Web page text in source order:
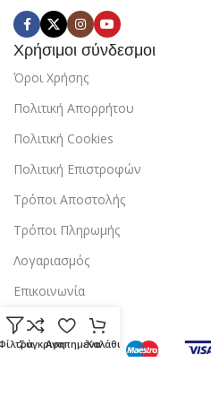
Χρήσιμοι σύνδεσμοι
Όροι Χρήσης
Πολιτική Απορρήτου
Πολιτική Cookies
Πολιτική Επιστροφών
Τρόποι Αποστολής
Τρόποι Πληρωμής
Λογαριασμός
Επικοινωνία
ΣύγκρισηΑγαπημέναΚαλάθι